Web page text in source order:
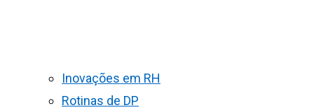
Inovações em RH
Rotinas de DP